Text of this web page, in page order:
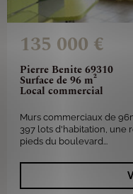
Pierre Benite 69310
Surface de 96 m²
Local commercial
135 000 €
Murs commerciaux de
397 lots d'habitation, une
pieds du boulevard...